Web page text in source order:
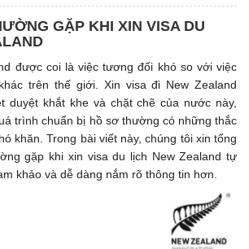
GẶP KHI XIN VISA DU
được coi là việc tương đối khó so với việc
trên thế giới. Xin visa đi New Zealand
duyệt khắt khe và chặt chẽ của nước này,
trình chuẩn bị hồ sơ thường có những thắc
khăn. Trong bài viết này, chúng tôi xin tổng
gặp khi xin visa du lịch New Zealand tự
khảo và dễ dàng nắm rõ thông tin hơn.